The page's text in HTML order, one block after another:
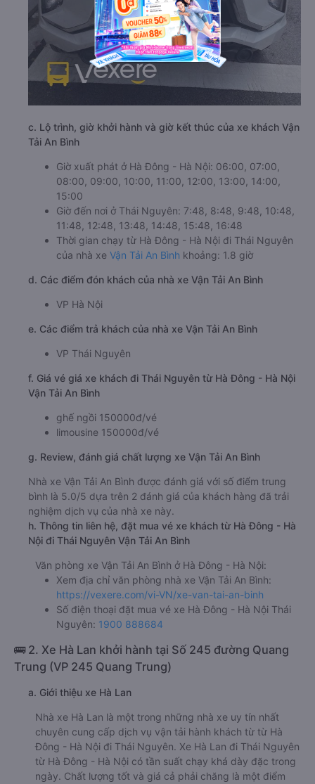
c. Lộ trình, giờ khởi hành và giờ kết thúc của xe khách Vận
Tải An Bình
Giờ xuất phát ở Hà Đông - Hà Nội: 06:00, 07:00,
08:00, 09:00, 10:00, 11:00, 12:00, 13:00, 14:00,
15:00
Giờ đến nơi ở Thái Nguyên: 7:48, 8:48, 9:48, 10:48,
11:48, 12:48, 13:48, 14:48, 15:48, 16:48
Thời gian chạy từ Hà Đông - Hà Nội đi Thái Nguyên
của nhà xe Vận Tải An Bình khoảng: 1.8 giờ
d. Các điểm đón khách của nhà xe Vận Tải An Bình
VP Hà Nội
e. Các điểm trả khách của nhà xe Vận Tải An Bình
VP Thái Nguyên
f. Giá vé giá xe khách đi Thái Nguyên từ Hà Đông - Hà Nội
Vận Tải An Bình
ghế ngồi 150000đ/vé
limousine 150000đ/vé
g. Review, đánh giá chất lượng xe Vận Tải An Bình
Nhà xe Vận Tải An Bình được đánh giá với số điểm trung
bình là 5.0/5 dựa trên 2 đánh giá của khách hàng đã trải
nghiệm dịch vụ của nhà xe này.
h. Thông tin liên hệ, đặt mua vé xe khách từ Hà Đông - Hà
Nội đi Thái Nguyên Vận Tải An Bình
Văn phòng xe Vận Tải An Bình ở Hà Đông - Hà Nội:
Xem địa chỉ văn phòng nhà xe Vận Tải An Bình:
https://vexere.com/vi-VN/xe-van-tai-an-binh
Số điện thoại đặt mua vé xe Hà Đông - Hà Nội Thái
Nguyên: 1900 888684
🚌 2. Xe Hà Lan khởi hành tại Số 245 đường Quang
Trung (VP 245 Quang Trung)
a. Giới thiệu xe Hà Lan
Nhà xe Hà Lan là một trong những nhà xe uy tín nhất
chuyên cung cấp dịch vụ vận tải hành khách từ từ Hà
Đông - Hà Nội đi Thái Nguyên. Xe Hà Lan đi Thái Nguyên
từ Hà Đông - Hà Nội có tần suất chạy khá dày đặc trong
ngày. Chất lượng tốt và giá cả phải chăng là một điểm